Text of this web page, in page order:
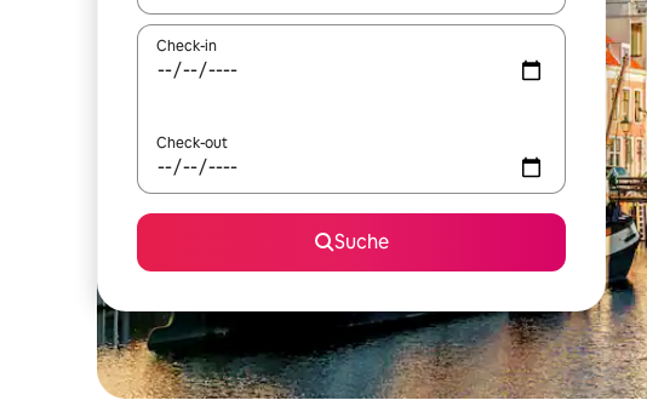
Check-in
Check-out
Suche